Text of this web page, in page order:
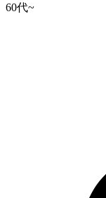
60代~